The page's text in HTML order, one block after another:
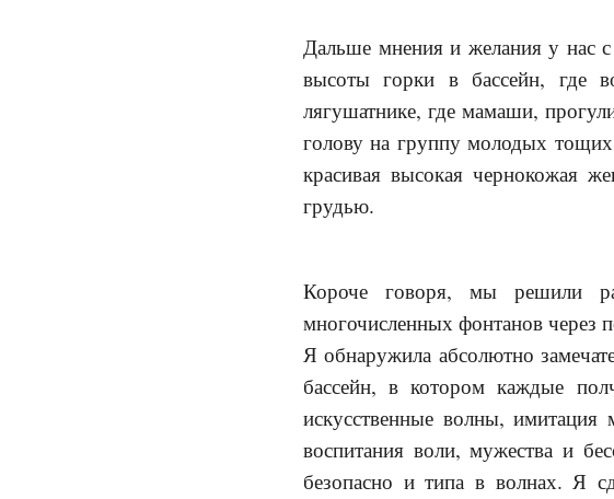
Дальше мнения и желания у нас
высоты горки в бассейн, где
лягушатнике, где мамаши,
голову на группу молодых
красивая высокая чернокожая
грудью.
Короче говоря, мы решили
многочисленных фонтанов через
Я обнаружила абсолютно
бассейн, в котором каждые
искусственные волны,
воспитания воли, мужества и
безопасно и типа в волнах. Я